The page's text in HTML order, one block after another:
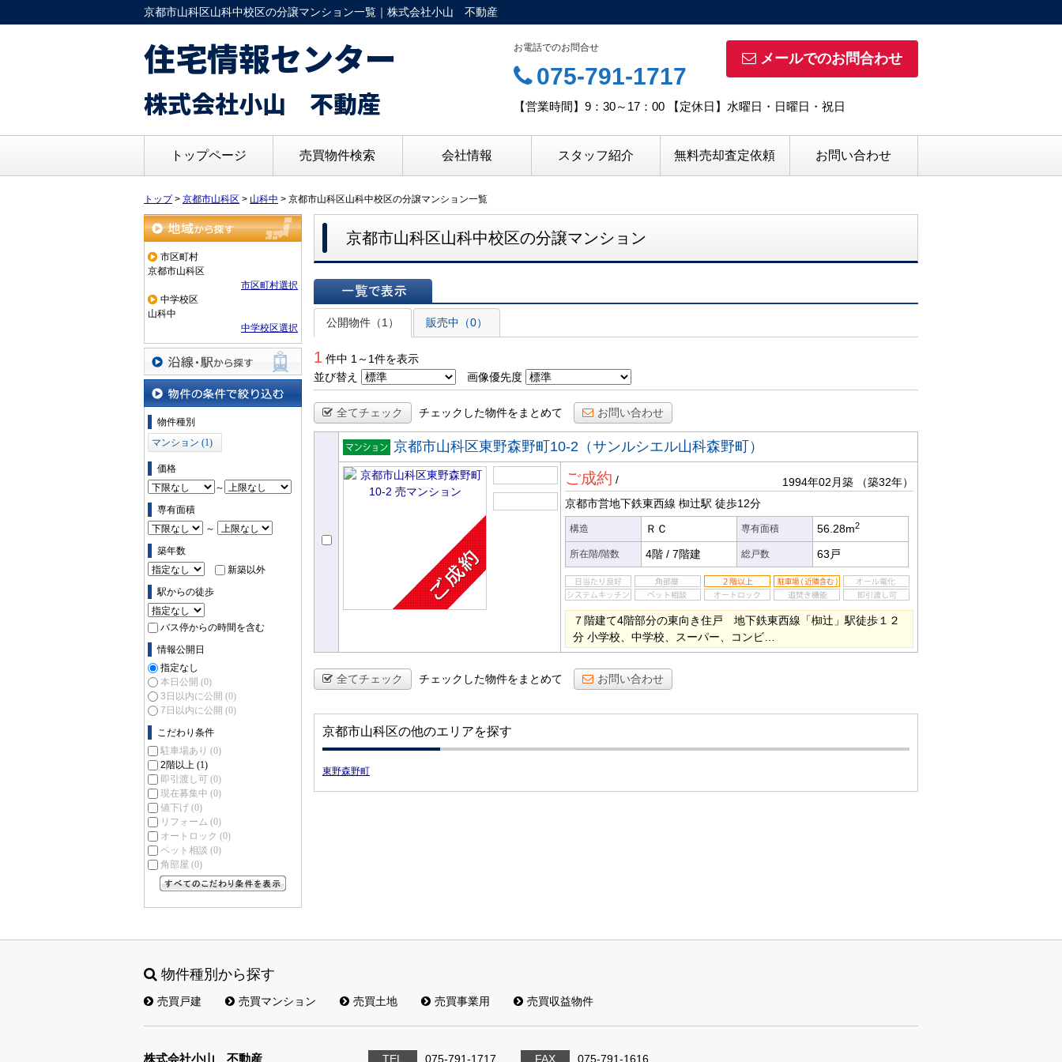
京都市山科区山科中校区の分譲マンション一覧｜株式会社小山 不動産
住宅情報センター
株式会社小山 不動産
メールでのお問合わせ
お電話でのお問合せ
075-791-1717
【営業時間】9：30～17：00 【定休日】水曜日・日曜日・祝日
トップページ 売買物件検索 会社情報 スタッフ紹介 無料売却査定依頼 お問い合わせ
トップ> 京都市山科区 > 山科中 > 京都市山科区山科中校区の分譲マンション一覧
地域から探す
市区町村
京都市山科区
市区町村選択
中学校区
山科中
中学校区選択
沿線・駅から探す
物件の条件で絞り込む
物件種別
マンション (1)
価格
～
専有面積
～
築年数
新築以外
駅からの徒歩
バス停からの時間を含む
情報公開日
指定なし
本日公開 (0)
3日以内に公開 (0)
7日以内に公開 (0)
こだわり条件
駐車場あり (0)
2階以上 (1)
即引渡し可 (0)
現在募集中 (0)
値下げ (0)
リフォーム (0)
オートロック (0)
ペット相談 (0)
角部屋 (0)
京都市山科区山科中校区の分譲マンション
一覧で表示
公開物件（1）
販売中（0）
1 件中 1～1件を表示
並び替え
画像優先度
全てチェック チェックした物件をまとめて お問い合わせ
売マンシ
ョン
京都市山科区東野森野町10-2（サンルシエル山科森野町）
ご成約 / 1994年02月築
（築32年）
京都市営地下鉄東西線 椥辻駅 徒歩12分
構造 ＲＣ 専有面積 56.28m2
所在階/階数 4階 / 7階建 総戸数 63戸
７階建て4階部分の東向き住戸 地下鉄東西線「椥辻」駅徒歩１２
分 小学校、中学校、スーパー、コンビ…
全てチェック チェックした物件をまとめて お問い合わせ
京都市山科区の他のエリアを探す
東野森野町
物件種別から探す
売買戸建 売買マンション 売買土地 売買事業用 売買収益物件
株式会社小山 不動産 TEL 075-791-1717 FAX 075-791-1616